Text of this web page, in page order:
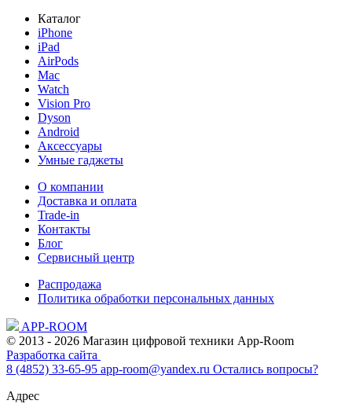
Каталог
iPhone
iPad
AirPods
Mac
Watch
Vision Pro
Dyson
Android
Аксессуары
Умные гаджеты
О компании
Доставка и оплата
Trade-in
Контакты
Блог
Сервисный центр
Распродажа
Политика обработки персональных данных
APP-ROOM
© 2013 - 2026 Магазин цифровой техники App-Room
Разработка сайта
8 (4852) 33-65-95 app-room@yandex.ru Остались вопросы?
Адрес